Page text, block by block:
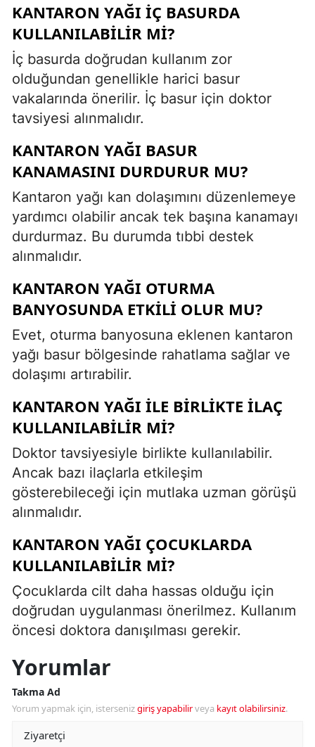
KANTARON YAĞI IÇ BASURDA
KULLANILABILIR MI?
İç basurda doğrudan kullanım zor
olduğundan genellikle harici basur
vakalarında önerilir. İç basur için doktor
tavsiyesi alınmalıdır.
KANTARON YAĞI BASUR
KANAMASINI DURDURUR MU?
Kantaron yağı kan dolaşımını düzenlemeye
yardımcı olabilir ancak tek başına kanamayı
durdurmaz. Bu durumda tıbbi destek
alınmalıdır.
KANTARON YAĞI OTURMA
BANYOSUNDA ETKILI OLUR MU?
Evet, oturma banyosuna eklenen kantaron
yağı basur bölgesinde rahatlama sağlar ve
dolaşımı artırabilir.
KANTARON YAĞI ILE BIRLIKTE ILAÇ
KULLANILABILIR MI?
Doktor tavsiyesiyle birlikte kullanılabilir.
Ancak bazı ilaçlarla etkileşim
gösterebileceği için mutlaka uzman görüşü
alınmalıdır.
KANTARON YAĞI ÇOCUKLARDA
KULLANILABILIR MI?
Çocuklarda cilt daha hassas olduğu için
doğrudan uygulanması önerilmez. Kullanım
öncesi doktora danışılması gerekir.
Yorumlar
Takma Ad
Yorum yapmak için, istersenizgiriş yapabilirveya kayıt olabilirsiniz.